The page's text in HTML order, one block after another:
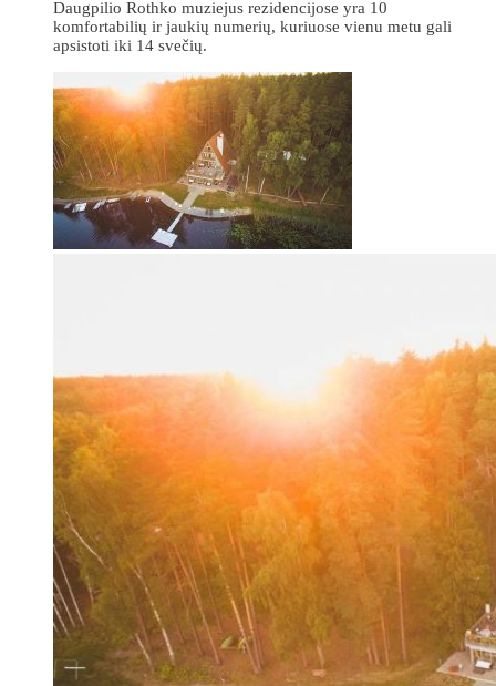
Daugpilio Rothko muziejus rezidencijose yra 10
komfortabilių ir jaukių numerių, kuriuose vienu metu gali
apsistoti iki 14 svečių.